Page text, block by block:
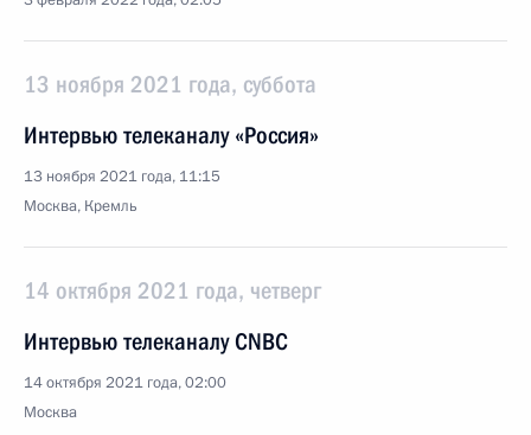
13 ноября 2021 года, суббота
Интервью телеканалу «Россия»
13 ноября 2021 года, 11:15
Москва, Кремль
14 октября 2021 года, четверг
Интервью телеканалу CNBC
14 октября 2021 года, 02:00
Москва